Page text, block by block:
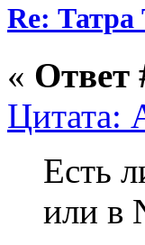
Re:
« Ответ
Цитата:
Есть
или в